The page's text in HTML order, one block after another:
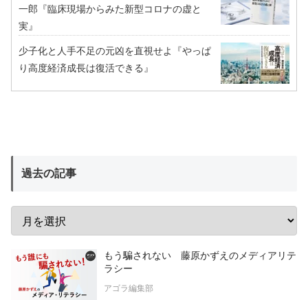
一郎『臨床現場からみた新型コロナの虚と
実』
少子化と人手不足の元凶を直視せよ『やっぱ
り高度経済成長は復活できる』
過去の記事
もう騙されない 藤原かずえのメディアリテ
ラシー
アゴラ編集部